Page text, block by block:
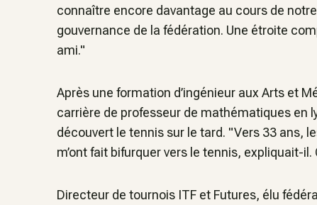
connaître encore davantage au cours de
gouvernance de la fédération. Une étroite
ami."
Après une formation d’ingénieur aux Arts et
carrière de professeur de mathématiques en
découvert le tennis sur le tard. "Vers 33 ans,
m’ont fait bifurquer vers le tennis, expliquait-il.
Directeur de tournois ITF et Futures, élu